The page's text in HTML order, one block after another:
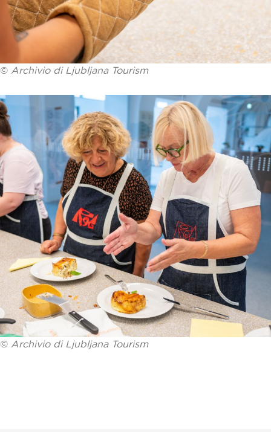
© Archivio di Ljubljana Tourism
© Archivio di Ljubljana Tourism